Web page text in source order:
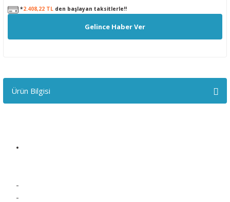
*2.408,22 TL den başlayan taksitlerle!!
Gelince Haber Ver
Ürün Bilgisi